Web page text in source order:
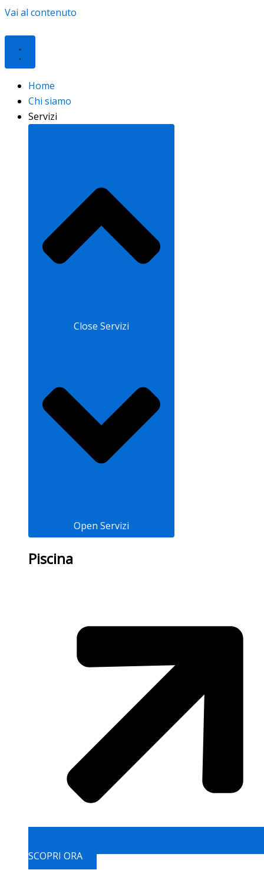
Vai al contenuto
Home
Chi siamo
Servizi
Close Servizi
Open Servizi
Piscina
SCOPRI ORA